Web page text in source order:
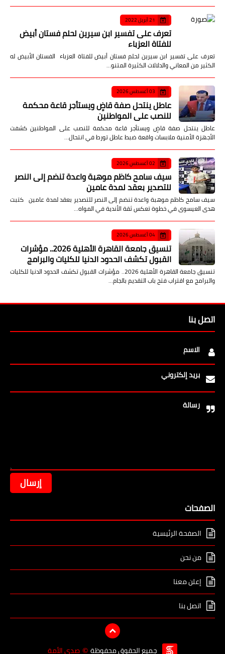
21 أبريل 2022
تعرف على تفسير ابن سيرين لحلم فستان أبيض
للفتاة العزباء
تعرف على تفسير ابن سيرين لحلم فستان أبيض للفتاة العزباء الفستان الأبيض له
الكثير من المعاني والدلالات الكثيرة المتنو…
03 أغسطس 2026
عاطل ينتحل صفة قاضٍ ويستأجر قاعة محكمة
للنصب على المواطنين
عاطل ينتحل صفة قاضٍ ويستأجر قاعة محكمة للنصب على المواطنين كشفت
الأجهزة الأمنية ملابسات واقعة ضبط عاطل تورط في انتحال…
02 أغسطس 2026
سيف سامح كاظم موهبة واعدة تنضم إلى النصر
للتصدير بعقد لمدة عامين
سيف سامح كاظم موهبة واعدة تنضم إلى النصر للتصدير بعقد لمدة عامين كتبت
هدى العيسوى في خطوة تعكس ثقة الأندية في المواه…
04 أغسطس 2026
تنسيق جامعة القاهرة الأهلية 2026.. مؤشرات
القبول تكشف الحدود الدنيا للكليات والبرامج
تنسيق جامعة القاهرة الأهلية 2026.. مؤشرات القبول تكشف الحدود الدنيا للكليات
والبرامج مع اقتراب فتح باب التقديم بالجام…
اتصل بنا
الاسم
بريد إلكتروني
رسالة
الصفحات
الصفحة الرئيسية
من نحن
إعلن معنا
اتصل بنا
جميع الحقوق محفوظة © صدى الأمة